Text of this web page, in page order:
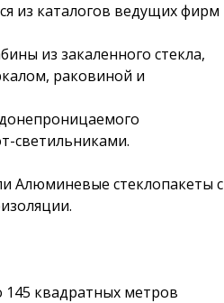
из каталогов ведущих фирм
из закаленного стекла,
раковиной и
светильниками.
Алюминевые стеклопакеты с
145 квадратных метров